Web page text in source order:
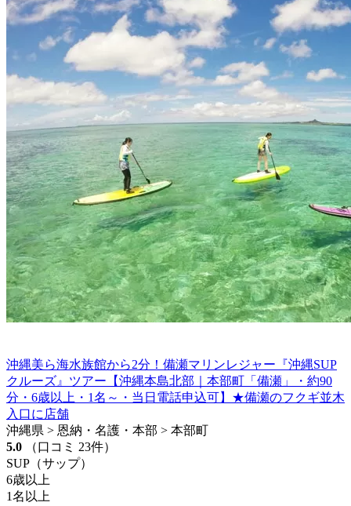
沖縄美ら海水族館から2分！備瀬マリンレジャー『沖縄SUP
クルーズ』ツアー【沖縄本島北部｜本部町「備瀬」・約90
分・6歳以上・1名～・当日電話申込可】★備瀬のフクギ並木
入口に店舗
沖縄県 > 恩納・名護・本部 > 本部町
5.0
（口コミ 23件）
SUP（サップ）
6歳以上
1名以上